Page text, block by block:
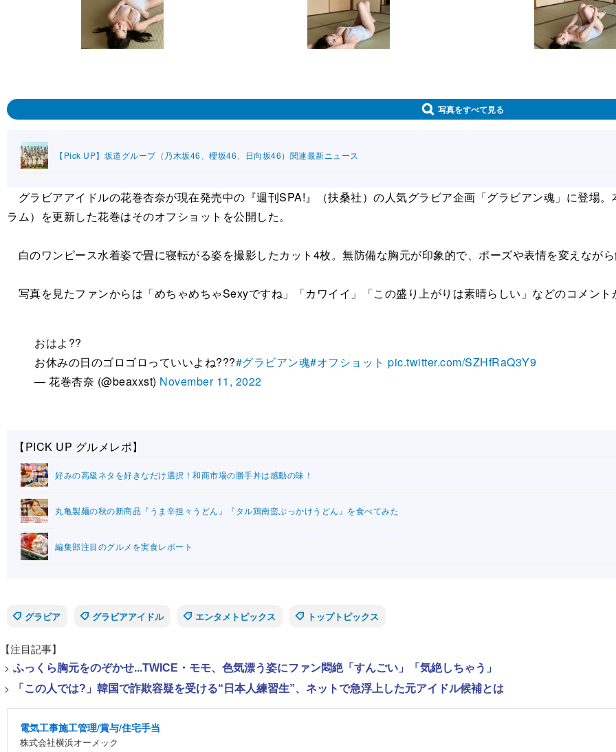
写真をすべて見る
【Pick UP】坂道グループ（乃木坂46、櫻坂46、日向坂46）関連最新ニュース
グラビアアイドルの花巻杏奈が現在発売中の『週刊SPA!』（扶桑社）の人気グラビア企画「グラビアン魂」に登場
ラム）を更新した花巻はそのオフショットを公開した。
白のワンピース水着姿で畳に寝転がる姿を撮影したカット4枚。無防備な胸元が印象的で、ポーズや表情を変えなが
写真を見たファンからは「めちゃめちゃSexyですね」「カワイイ」「この盛り上がりは素晴らしい」などのコメント
おはよ??
お休みの日のゴロゴロっていいよね???#グラビアン魂#オフショット pic.twitter.com/SZHfRaQ3Y9
— 花巻杏奈 (@beaxxst) November 11, 2022
【PICK UP グルメレポ】
好みの高級ネタを好きなだけ選択！和商市場の勝手丼は感動の味！
丸亀製麺の秋の新商品『うま辛担々うどん』『タル鶏南蛮ぶっかけうどん』を食べてみた
編集部注目のグルメを実食レポート
グラビア グラビアアイドル エンタメトピックス トップトピックス
【注目記事】
> ふっくら胸元をのぞかせ...TWICE・モモ、色気漂う姿にファン悶絶「すんごい」「気絶しちゃう」
> 「この人では?」韓国で詐欺容疑を受ける“日本人練習生”、ネットで急浮上した元アイドル候補とは
電気工事施工管理/賞与/住宅手当
株式会社横浜オーメック